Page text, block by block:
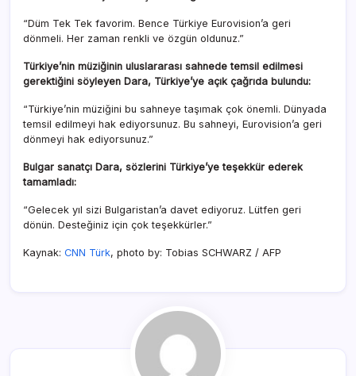
“Düm Tek Tek favorim. Bence Türkiye Eurovision’a geri
dönmeli. Her zaman renkli ve özgün oldunuz.”
Türkiye’nin müziğinin uluslararası sahnede temsil edilmesi
gerektiğini söyleyen Dara, Türkiye’ye açık çağrıda bulundu:
“Türkiye’nin müziğini bu sahneye taşımak çok önemli. Dünyada
temsil edilmeyi hak ediyorsunuz. Bu sahneyi, Eurovision’a geri
dönmeyi hak ediyorsunuz.”
Bulgar sanatçı Dara, sözlerini Türkiye’ye teşekkür ederek
tamamladı:
“Gelecek yıl sizi Bulgaristan’a davet ediyoruz. Lütfen geri
dönün. Desteğiniz için çok teşekkürler.”
Kaynak: CNN Türk, photo by: Tobias SCHWARZ / AFP